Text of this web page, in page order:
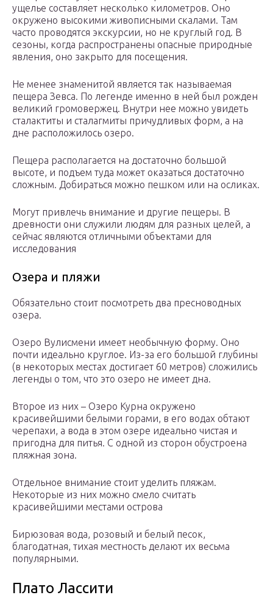
ущелье составляет несколько километров. Оно
окружено высокими живописными скалами. Там
часто проводятся экскурсии, но не круглый год. В
сезоны, когда распространены опасные природные
явления, оно закрыто для посещения.
Не менее знаменитой является так называемая
пещера Зевса. По легенде именно в ней был рожден
великий громовержец. Внутри нее можно увидеть
сталактиты и сталагмиты причудливых форм, а на
дне расположилось озеро.
Пещера располагается на достаточно большой
высоте, и подъем туда может оказаться достаточно
сложным. Добираться можно пешком или на осликах.
Могут привлечь внимание и другие пещеры. В
древности они служили людям для разных целей, а
сейчас являются отличными объектами для
исследования
Озера и пляжи
Обязательно стоит посмотреть два пресноводных
озера.
Озеро Вулисмени имеет необычную форму. Оно
почти идеально круглое. Из-за его большой глубины
(в некоторых местах достигает 60 метров) сложились
легенды о том, что это озеро не имеет дна.
Второе из них – Озеро Курна окружено
красивейшими белыми горами, в его водах обтают
черепахи, а вода в этом озере идеально чистая и
пригодна для питья. С одной из сторон обустроена
пляжная зона.
Отдельное внимание стоит уделить пляжам.
Некоторые из них можно смело считать
красивейшими местами острова
Бирюзовая вода, розовый и белый песок,
благодатная, тихая местность делают их весьма
популярными.
Плато Лассити